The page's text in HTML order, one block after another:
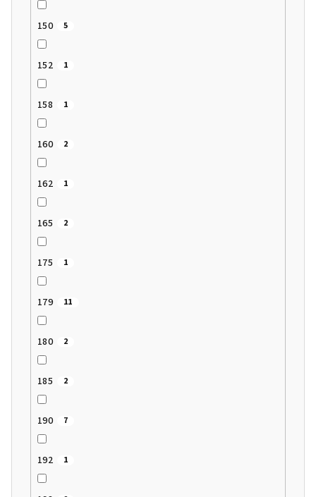
150 5
152 1
158 1
160 2
162 1
165 2
175 1
179 11
180 2
185 2
190 7
192 1